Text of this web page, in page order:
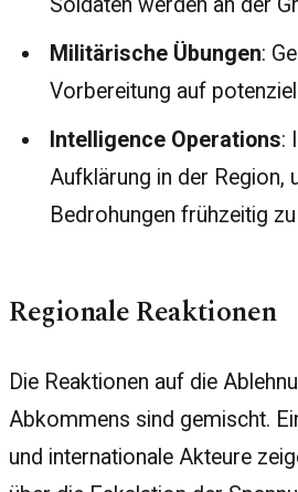
Soldaten werden an der
Militärische Übungen:
Vorbereitung auf
Intelligence Operations:
Aufklärung in der Region,
Bedrohungen frühzeitig
Regionale Reaktionen
Die Reaktionen auf die
Abkommens sind gemischt.
und internationale Akteure